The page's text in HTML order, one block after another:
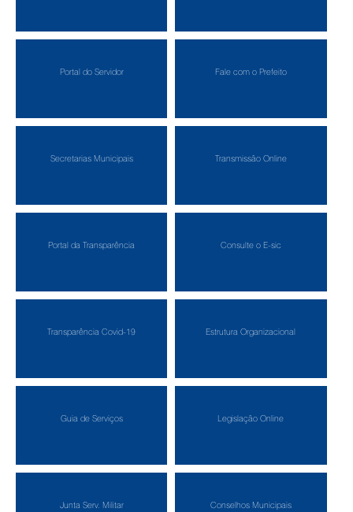
Portal do Servidor Fale com o Prefeito
Secretarias Municipais Transmissão Online
Portal da Transparência Consulte o E-sic
Transparência Covid-19 Estrutura Organizacional
Guia de Serviços Legislação Online
Junta Serv. Militar Conselhos Municipais